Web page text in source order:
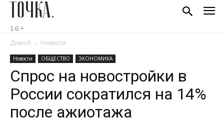
ТОЧКА.
16+
Домой Новости
Новости ОБЩЕСТВО ЭКОНОМИКА
Спрос на новостройки в
России сократился на 14%
после ажиотажа